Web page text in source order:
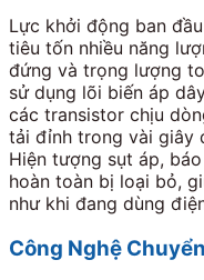
Lực khởi động ban
tiêu tốn nhiều năng
đứng và trọng lượng
sử dụng lõi biến áp
các transistor chịu
tải đỉnh trong vài giây
Hiện tượng sụt áp,
hoàn toàn bị loại bỏ,
như khi đang dùng
Công Nghệ